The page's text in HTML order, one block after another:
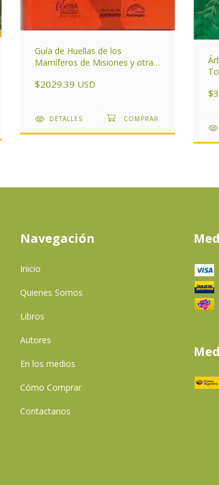
Guía de Huellas de los
Mamíferos de Misiones y otras
Argentina
$2029.39 USD
DETALLES
Navegación
Inicio
Quienes Somos
Libros
Autores
En los medios
Cómo Comprar
Contactanos